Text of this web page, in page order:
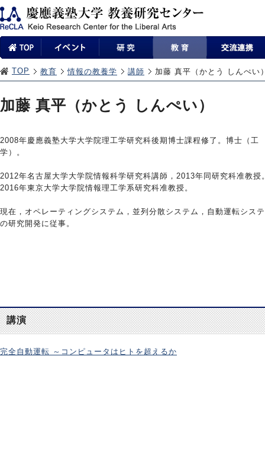
TOP 教育 情報の教養学 講師 加藤 真平（かとう しんぺい
加藤 真平（かとう しんぺい）
2008年慶應義塾大学大学院理工学研究科後期博士課程修了。博士（工
学）。
2012年名古屋大学大学院情報科学研究科講師，2013年同研究科准教授
2016年東京大学大学院情報理工学系研究科准教授。
現在，オペレーティングシステム，並列分散システム，自動運転シス
の研究開発に従事。
講演
完全自動運転 ～コンピュータはヒトを超えるか